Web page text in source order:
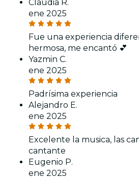
Claudia R.
ene 2025
Fue una experiencia
hermosa, me encantó 💕
Yazmin C.
ene 2025
Padrísima experiencia
Alejandro E.
ene 2025
Excelente la musica, las
cantante
Eugenio P.
ene 2025